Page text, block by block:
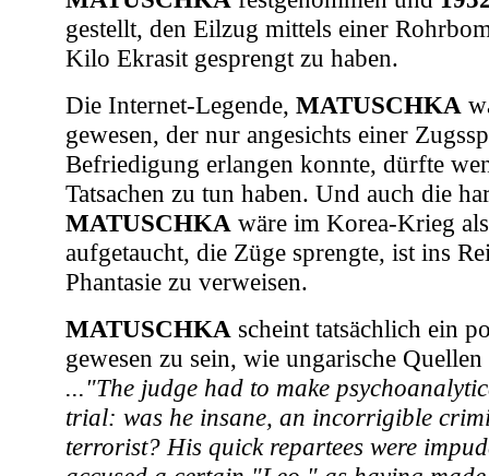
gestellt, den Eilzug mittels einer
Kilo Ekrasit gesprengt zu haben.
Die Internet-Legende, MATUSCHKA
gewesen, der nur angesichts einer
Befriedigung erlangen konnte, dürfte
Tatsachen zu tun haben. Und auch die
MATUSCHKA wäre im Korea-Krieg
aufgetaucht, die Züge sprengte, ist ins
Phantasie zu verweisen.
MATUSCHKA scheint tatsächlich ein
gewesen zu sein, wie ungarische Quellen
..."The judge had to make
trial: was he insane, an incorrigible
terrorist? His quick repartees were